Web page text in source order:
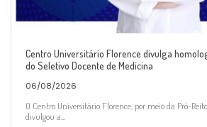
Centro Universitário Florence divulga
do Seletivo Docente de Medicina
06/08/2026
O Centro Universitário Florence, por meio da Pró-
divulgou a...